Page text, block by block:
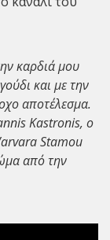
καρδιά μου
και με την
αποτέλεσμα.
Kastronis, ο
Stamou
από την